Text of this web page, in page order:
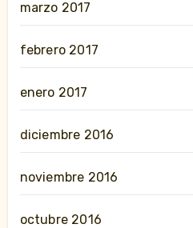
marzo 2017
febrero 2017
enero 2017
diciembre 2016
noviembre 2016
octubre 2016